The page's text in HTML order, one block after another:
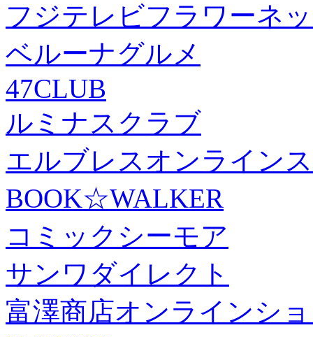
フジテレビフラワーネ
ベルーナグルメ
47CLUB
ルミナスクラブ
エルブレスオンライン
BOOK☆WALKER
コミックシーモア
サンワダイレクト
富澤商店オンラインシ